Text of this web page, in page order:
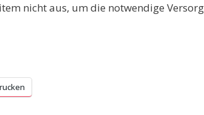
nicht aus, um die notwendige